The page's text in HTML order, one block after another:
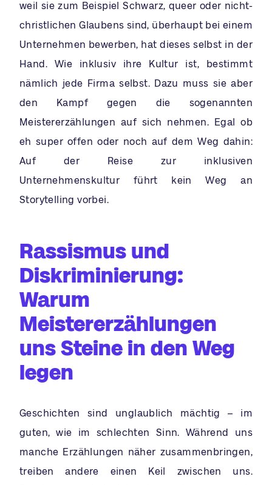
weil sie zum Beispiel Schwarz, queer oder nicht-
christlichen Glaubens sind, überhaupt bei einem
Unternehmen bewerben, hat dieses selbst in der
Hand. Wie inklusiv ihre Kultur ist, bestimmt
nämlich jede Firma selbst. Dazu muss sie aber
den Kampf gegen die sogenannten
Meistererzählungen auf sich nehmen. Egal ob
eh super offen oder noch auf dem Weg dahin:
Auf der Reise zur inklusiven
Unternehmenskultur führt kein Weg an
Storytelling vorbei.
Rassismus und
Diskriminierung:
Warum
Meistererzählungen
uns Steine in den Weg
legen
Geschichten sind unglaublich mächtig – im
guten, wie im schlechten Sinn. Während uns
manche Erzählungen näher zusammenbringen,
treiben andere einen Keil zwischen uns.